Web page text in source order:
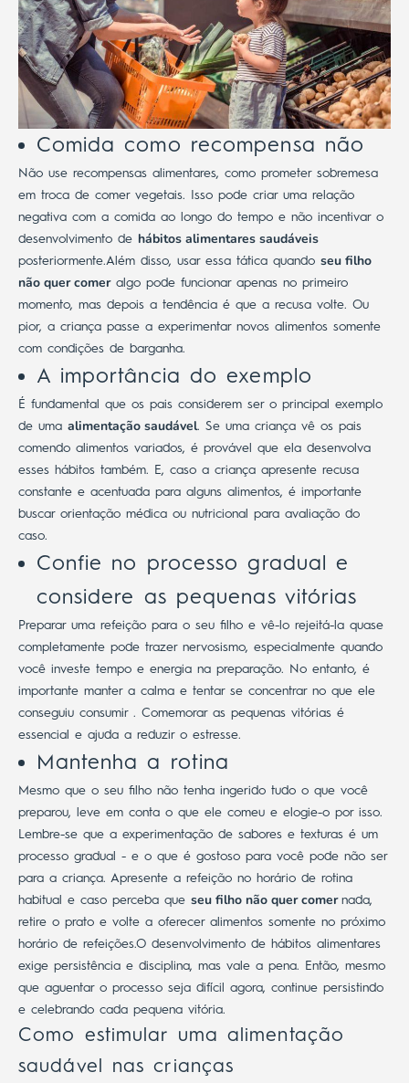
Comida como recompensa não
Não use recompensas alimentares, como prometer sobremesa
em troca de comer vegetais. Isso pode criar uma relação
negativa com a comida ao longo do tempo e não incentivar o
desenvolvimento de hábitos alimentares saudáveis
posteriormente.Além disso, usar essa tática quando seu filho
não quer comeralgo pode funcionar apenas no primeiro
momento, mas depois a tendência é que a recusa volte. Ou
pior, a criança passe a experimentar novos alimentos somente
com condições de barganha.
A importância do exemplo
É fundamental que os pais considerem ser o principal exemplo
de uma alimentação saudável. Se uma criança vê os pais
comendo alimentos variados, é provável que ela desenvolva
esses hábitos também.
E, caso a criança apresente recusa
constante e acentuada para alguns alimentos, é importante
buscar orientação médica ou nutricional para avaliação do
caso.
Confie no processo gradual e
considere as pequenas vitórias
Preparar uma refeição para o seu filho e vê-lo rejeitá-la quase
completamente pode trazer nervosismo, especialmente quando
você investe tempo e energia na preparação.
No entanto, é
importante manter a calma e tentar se concentrar no que ele
conseguiu consumir . Comemorar as pequenas vitórias é
essencial e ajuda a reduzir o estresse.
Mantenha a rotina
Mesmo que o seu filho não tenha ingerido tudo o que você
preparou, leve em conta o que ele comeu e elogie-o por isso.
Lembre-se que a experimentação de sabores e texturas é um
processo gradual - e o que é gostoso para você pode não ser
para a criança. Apresente a refeição no horário de rotina
habitual e caso perceba que seu filho não quer comer nada,
retire o prato e volte a oferecer alimentos somente no próximo
horário de refeições.O desenvolvimento de hábitos alimentares
exige persistência e disciplina, mas vale a pena. Então, mesmo
que aguentar o processo seja difícil agora, continue persistindo
e celebrando cada pequena vitória.
Como estimular uma alimentação
saudável nas crianças